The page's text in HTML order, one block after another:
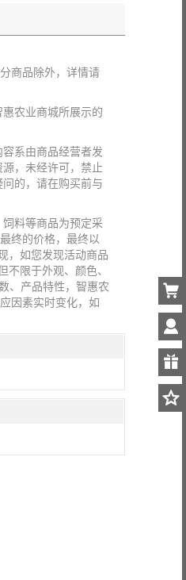
商品除外，详情请
农业商城所展示的
系由商品经营者发
，未经许可，禁止
的，请在购买前与
料等商品为预定采
终的价格，最终以
，如您发现活动商品
限于外观、颜色、
、产品特性，智惠农
因素实时变化，如